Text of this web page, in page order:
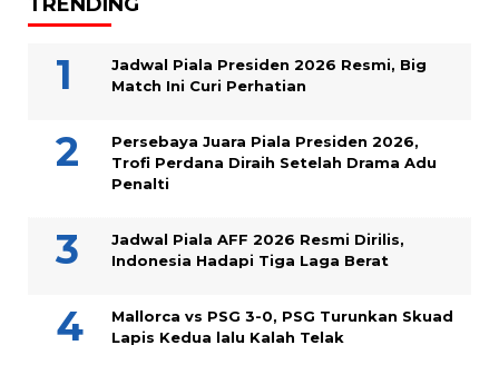
Jadwal Piala Presiden 2026 Resmi, Big
Match Ini Curi Perhatian
Persebaya Juara Piala Presiden 2026,
Trofi Perdana Diraih Setelah Drama Adu
Penalti
Jadwal Piala AFF 2026 Resmi Dirilis,
Indonesia Hadapi Tiga Laga Berat
Mallorca vs PSG 3-0, PSG Turunkan Skuad
Lapis Kedua lalu Kalah Telak